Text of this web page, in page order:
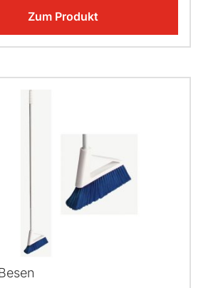
Zum Produkt